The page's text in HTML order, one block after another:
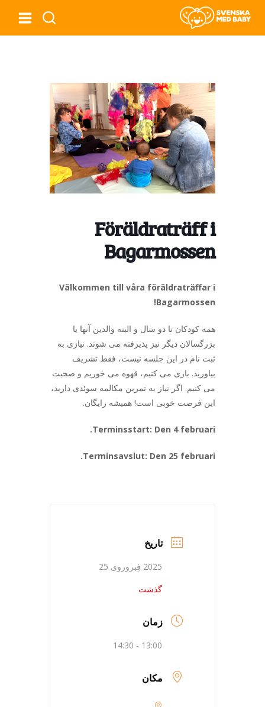
Föräldraträff i
Bagarmossen
Välkommen till våra föräldraträffar i
Bagarmossen!
همه کودکان تا دو سال و البته والدین آنها یا
بزرگسالان دیگر نیز پذیرفته می شوند. نیازی به
ثبت نام در این جلسه نیست، فقط تشریف
بیاورید. بازی می کنیم، قهوه می خوریم و صحبت
می کنیم. اگر نیاز به تمرین مکالمه سوئدی دارید،
این فرصت خوبی است! همیشه رایگان.
Terminsstart: Den 4 februari.
Terminsavslut: Den 25 februari.
تاریخ
2025 فِبروروی 25
گذشت
زمان
13:00 - 14:30
مکان